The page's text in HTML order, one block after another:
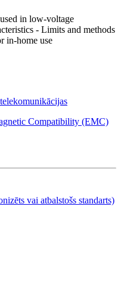
in low-voltage
- Limits and methods
in-home use
Compatibility (EMC)
vai atbalstošs standarts)